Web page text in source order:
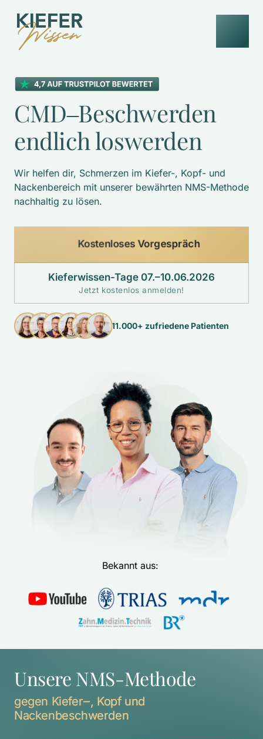
CMD‒
endlich loswerden
Wir helfen dir, Schmerzen im Kiefer-, Kopf- und
Nackenbereich mit unserer bewährten NMS-Methode
nachhaltig zu lösen.
Kostenloses Vorgespräch
Kieferwissen-Tage 07.–10.06.2026
Jetzt kostenlos anmelden!
11.000+ zufriedene Patienten
Bekannt aus:
Unsere NMS-Methode
gegen Kiefer‒, Kopf
Nackenbeschwerden